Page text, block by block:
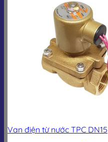
Van điện từ nước TPC DN15